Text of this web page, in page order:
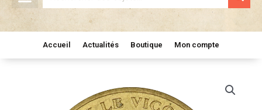
Accueil Actualités Boutique Mon compte